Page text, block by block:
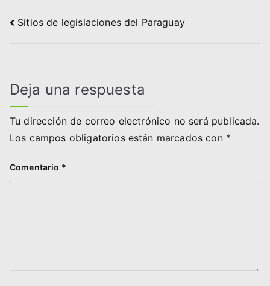
Navegación
Sitios de legislaciones del Paraguay
Deja una respuesta
Tu dirección de correo electrónico no será publicada.
Los campos obligatorios están marcados con *
Comentario *